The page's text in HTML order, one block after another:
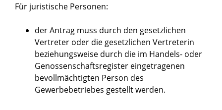
Für juristische Personen:
der Antrag muss durch den gesetzlichen
Vertreter oder die gesetzlichen Vertreterin
beziehungsweise durch die im Handels- oder
Genossenschaftsregister eingetragenen
bevollmächtigten Person des
Gewerbebetriebes gestellt werden.